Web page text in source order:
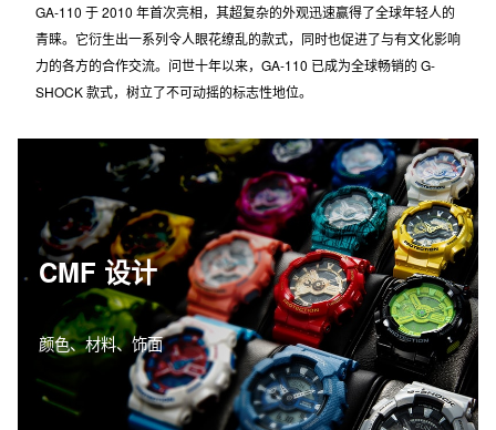
GA-110 于 2010 年首次亮相，其超复杂的外观迅速赢得了全球年轻人的
青睐。它衍生出一系列令人眼花缭乱的款式，同时也促进了与有文化影响
力的各方的合作交流。问世十年以来，GA-110 已成为全球畅销的 G-
SHOCK 款式，树立了不可动摇的标志性地位。
CMF 设计
颜色、材料、饰面